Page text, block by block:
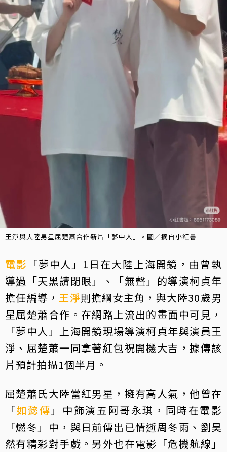
王淨與大陸男星屈楚蕭合作新片「夢中人」。圖／摘自小紅書
電影 「夢中人」1日在大陸上海開鏡，由曾執
導過「天黑請閉眼」、「無聲」的導演柯貞年
擔任編導， 王淨則擔綱女主角，與大陸30歲男
星屈楚蕭合作。在網路上流出的畫面中可見，
「夢中人」上海開鏡現場導演柯貞年與演員王
淨、屈楚蕭一同拿著紅包祝開機大吉，據傳該
片預計拍攝1個半月。
屈楚蕭氏大陸當紅男星，擁有高人氣，他曾在
「如懿傳 」中飾演五阿哥永琪，同時在電影
「燃冬」中，與日前傳出已情逝周冬雨、劉昊
然有精彩對手戲。另外也在電影「危機航線」